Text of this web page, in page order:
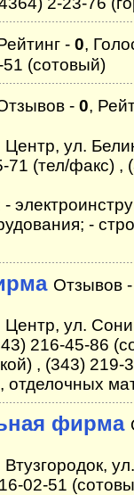
- 0,
51 (сотовый)
- 0,
Центр, ул.
(тел/факс) ,
-
Отзывов
Центр, ул.
216-45-86
, (343) 219-
фирма
Втузгородок,
02-51